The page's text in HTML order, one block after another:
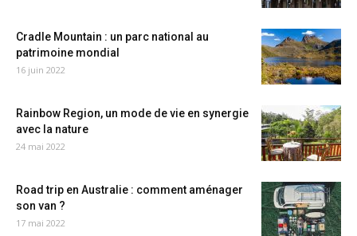
Cradle Mountain : un parc national au
patrimoine mondial
16 juin 2022
Rainbow Region, un mode de vie en synergie
avec la nature
24 mai 2022
Road trip en Australie : comment aménager
son van ?
17 mai 2022